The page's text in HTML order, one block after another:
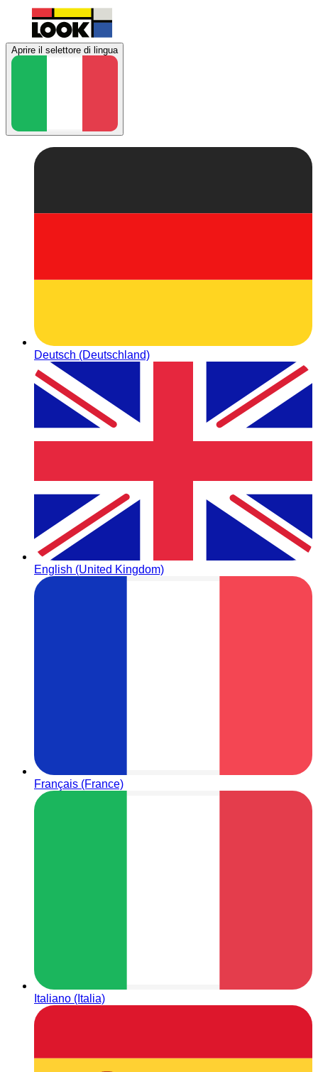
Aprire il selettore di lingua
Deutsch (Deutschland)
English (United Kingdom)
Français (France)
Italiano (Italia)